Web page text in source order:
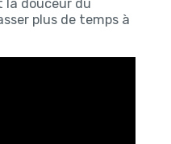
la douceur du
plus de temps à